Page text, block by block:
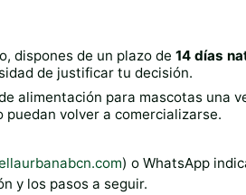
dispones de un plazo de 14 días
de justificar tu decisión.
alimentación para mascotas una
volver a comercializarse.
) o WhatsApp
y los pasos a seguir.